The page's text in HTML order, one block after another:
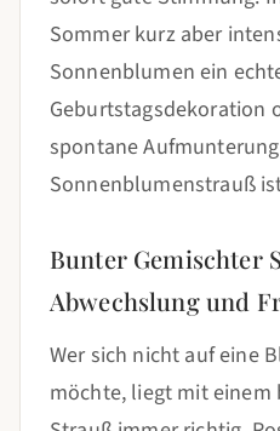
Sommer kurz aber
Sonnenblumen ein
Geburtstagsdekoration
spontane
Sonnenblumenstrauß
Bunter Gemischter
Abwechslung und
Wer sich nicht auf eine
möchte, liegt mit einem